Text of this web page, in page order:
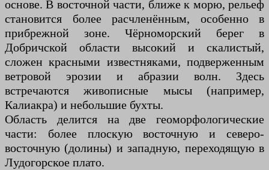
основе. В восточной части, ближе к морю, рельеф
становится более расчленённым, особенно в
прибрежной зоне. Чёрноморский берег в
Добричской области высокий и скалистый,
сложен красными известняками, подверженным
ветровой эрозии и абразии волн. Здесь
встречаются живописные мысы (например,
Калиакра) и небольшие бухты.
Область делится на две геоморфологические
части: более плоскую восточную и северо-
восточную (долины) и западную, переходящую в
Лудогорское плато.